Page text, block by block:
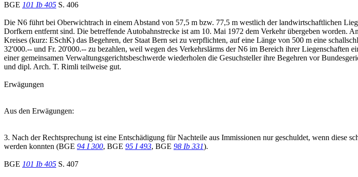
BGE 101 Ib 405 S. 406
Die N6 führt bei Oberwichtrach in einem Abstand von 57,5 m bzw. 77,5 m westlich der landwirtschaftlichen
Dorfkern entfernt sind. Die betreffende Autobahnstrecke ist am 10. Mai 1972 dem Verkehr übergeben worden.
Kreises (kurz: ESchK) das Begehren, der Staat Bern sei zu verpflichten, auf eine Länge von 500 m eine
32'000.-- und Fr. 20'000.-- zu bezahlen, weil wegen des Verkehrslärms der N6 im Bereich ihrer
einer gemeinsamen Verwaltungsgerichtsbeschwerde wiederholen die Gesuchsteller ihre Begehren vor
und dipl. Arch. T. Rimli teilweise gut.
Erwägungen
Aus den Erwägungen:
3. Nach der Rechtsprechung ist eine Entschädigung für Nachteile aus Immissionen nur geschuldet, wenn diese
werden konnten (BGE 94 I 300, BGE 95 I 493, BGE 98 Ib 331).
BGE 101 Ib 405 S. 407